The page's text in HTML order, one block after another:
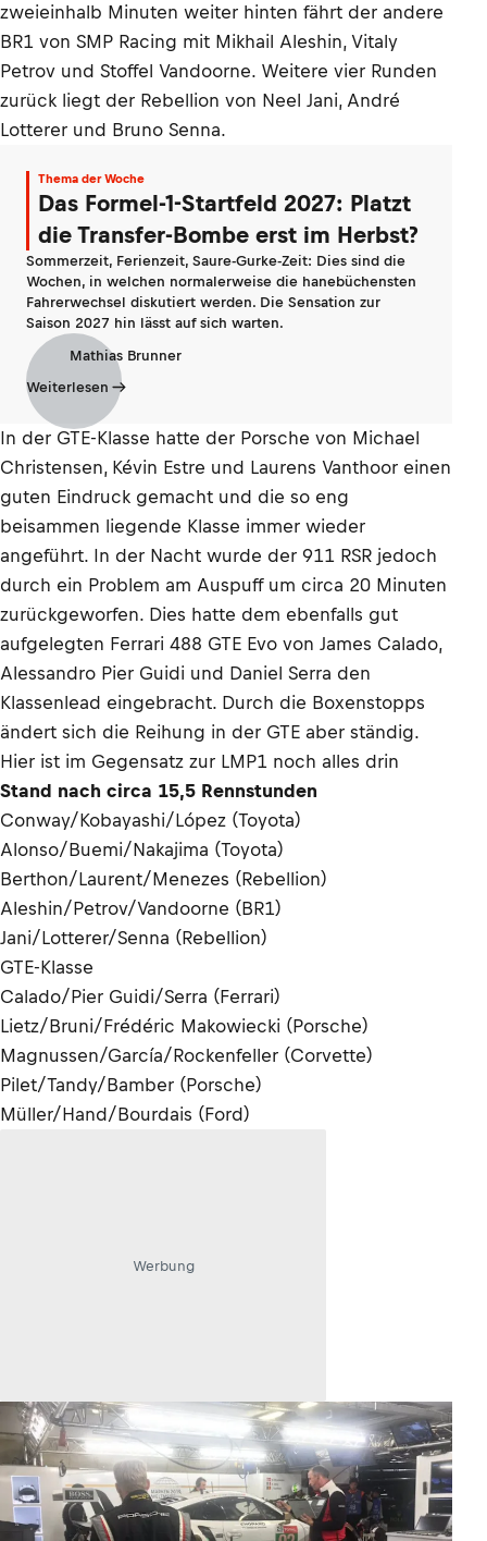
zweieinhalb Minuten weiter hinten fährt der andere
BR1 von SMP Racing mit Mikhail Aleshin, Vitaly
Petrov und Stoffel Vandoorne. Weitere vier Runden
zurück liegt der Rebellion von Neel Jani, André
Lotterer und Bruno Senna.
Thema der Woche
Das Formel-1-Startfeld 2027: Platzt
die Transfer-Bombe erst im Herbst?
Sommerzeit, Ferienzeit, Saure-Gurke-Zeit: Dies sind die
Wochen, in welchen normalerweise die hanebüchensten
Fahrerwechsel diskutiert werden. Die Sensation zur
Saison 2027 hin lässt auf sich warten.
Mathias Brunner
Weiterlesen
In der GTE-Klasse hatte der Porsche von Michael
Christensen, Kévin Estre und Laurens Vanthoor einen
guten Eindruck gemacht und die so eng
beisammen liegende Klasse immer wieder
angeführt. In der Nacht wurde der 911 RSR jedoch
durch ein Problem am Auspuff um circa 20 Minuten
zurückgeworfen. Dies hatte dem ebenfalls gut
aufgelegten Ferrari 488 GTE Evo von James Calado,
Alessandro Pier Guidi und Daniel Serra den
Klassenlead eingebracht. Durch die Boxenstopps
ändert sich die Reihung in der GTE aber ständig.
Hier ist im Gegensatz zur LMP1 noch alles drin
Stand nach circa 15,5 Rennstunden
Conway/Kobayashi/López (Toyota)
Alonso/Buemi/Nakajima (Toyota)
Berthon/Laurent/Menezes (Rebellion)
Aleshin/Petrov/Vandoorne (BR1)
Jani/Lotterer/Senna (Rebellion)
GTE-Klasse
Calado/Pier Guidi/Serra (Ferrari)
Lietz/Bruni/Frédéric Makowiecki (Porsche)
Magnussen/García/Rockenfeller (Corvette)
Pilet/Tandy/Bamber (Porsche)
Müller/Hand/Bourdais (Ford)
Werbung